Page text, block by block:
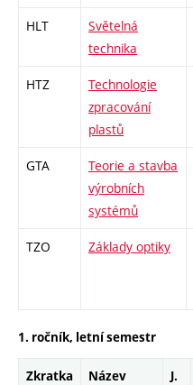
HLT
Světelná
technika
HTZ
Technologie
zpracování
plastů
GTA
Teorie a stavba
výrobních
systémů
TZO Základy optiky
1. ročník, letní semestr
Zkratka Název J.